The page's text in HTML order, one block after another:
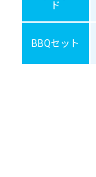
ド
BBQセット